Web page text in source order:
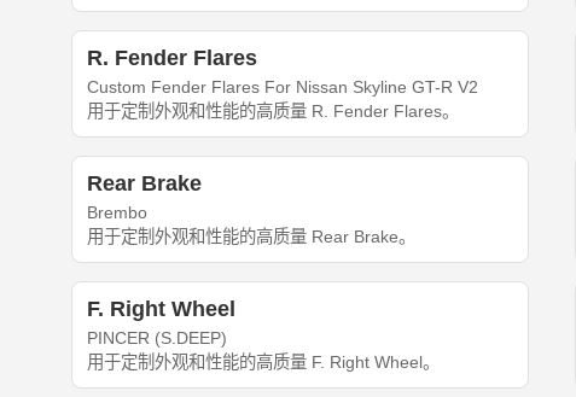
R. Fender Flares
Custom Fender Flares For Nissan Skyline GT-R V2
用于定制外观和性能的高质量 R. Fender Flares。
Rear Brake
Brembo
用于定制外观和性能的高质量 Rear Brake。
F. Right Wheel
PINCER (S.DEEP)
用于定制外观和性能的高质量 F. Right Wheel。